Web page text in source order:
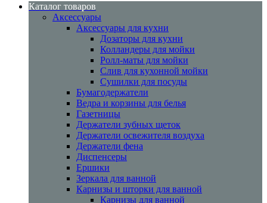
Каталог товаров
Аксессуары
Аксессуары для кухни
Дозаторы для кухни
Колландеры для мойки
Ролл-маты для мойки
Слив для кухонной мойки
Сушилки для посуды
Бумагодержатели
Ведра и корзины для белья
Газетницы
Держатели зубных щеток
Держатели освежителя воздуха
Держатели фена
Диспенсеры
Ершики
Зеркала для ванной
Карнизы и шторки для ванной
Карнизы для ванной